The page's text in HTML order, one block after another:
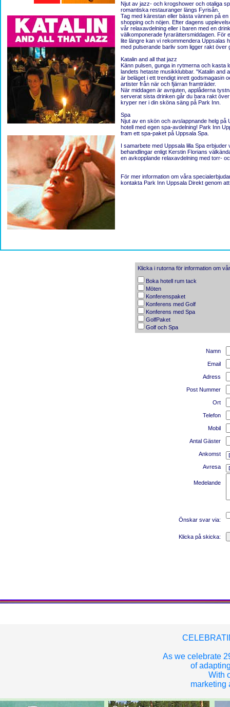
Njut av jazz- och krogshower och otaliga
romantiska restauranger längs Fyrisån.
Tag med kärestan eller bästa vännen på
shopping och nöjen. Efter dagens
vår relaxavdelning eller i baren med en
välkomponerade fyrarättersmiddagen. För
lite längre kan vi rekommendera Uppsalas
med pulserande barliv som ligger rakt över
Katalin and all that jazz
Känn pulsen, gunga in rytmerna och kasta
landets hetaste musikklubbar. "Katalin and
är beläget i ett trendigt inrett godsmagasin
artister från när och fjärran framträder.
När middagen är avnjuten, applåderna
serverat sista drinken går du bara rakt
kryper ner i din sköna säng på Park Inn.
Spa
Njut av en skön och avslappnande helg på
hotell med egen spa-avdelning! Park Inn
fram ett spa-paket på Uppsala Spa.
I samarbete med Uppsala lilla Spa
behandlingar enligt Kerstin Florians
en avkopplande relaxavdelning med torr-
För mer information om våra
kontakta Park Inn Uppsala Direkt genom
Klicka i rutorna för information om
Boka hotell rum tack
Möten
Konferenspaket
Konferens med Golf
Konferens med Spa
GolfPaket
Golf och Spa
Namn
Email
Adress
Post Nummer
Ort
Telefon
Mobil
Antal Gäster
Ankomst
Avresa
Medelande
Önskar svar via:
Klicka på skicka:
As we celebrate
of
With
marketing